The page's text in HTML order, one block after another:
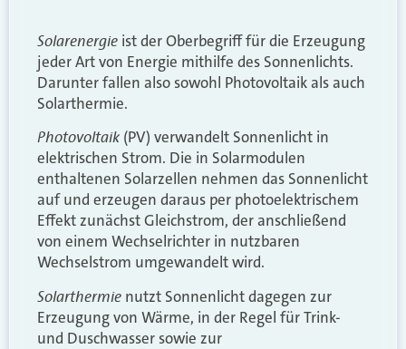
Solarenergie ist der Oberbegriff für die Erzeugung
jeder Art von Energie mithilfe des Sonnenlichts.
Darunter fallen also sowohl Photovoltaik als auch
Solarthermie.
Photovoltaik (PV) verwandelt Sonnenlicht in
elektrischen Strom. Die in Solarmodulen
enthaltenen Solarzellen nehmen das Sonnenlicht
auf und erzeugen daraus per photoelektrischem
Effekt zunächst Gleichstrom, der anschließend
von einem Wechselrichter in nutzbaren
Wechselstrom umgewandelt wird.
Solarthermie nutzt Sonnenlicht dagegen zur
Erzeugung von Wärme, in der Regel für Trink-
und Duschwasser sowie zur